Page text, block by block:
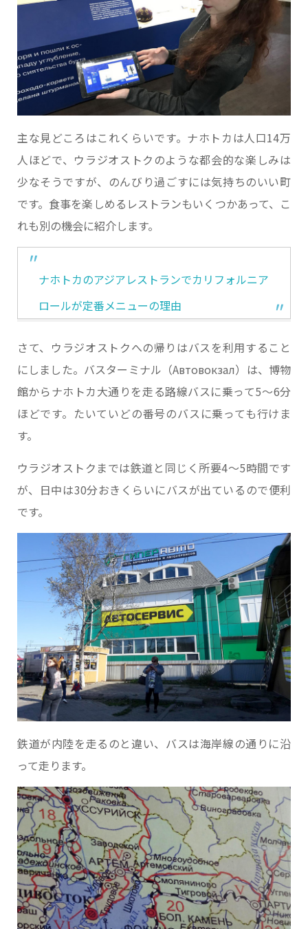
主な見どころはこれくらいです。ナホトカは人口14万
人ほどで、ウラジオストクのような都会的な楽しみは
少なそうですが、のんびり過ごすには気持ちのいい町
です。食事を楽しめるレストランもいくつかあって、こ
れも別の機会に紹介します。
ナホトカのアジアレストランでカリフォルニア
ロールが定番メニューの理由
さて、ウラジオストクへの帰りはバスを利用すること
にしました。バスターミナル（Автовокзал）は、博物
館からナホトカ大通りを走る路線バスに乗って5～6分
ほどです。たいていどの番号のバスに乗っても行けま
す。
ウラジオストクまでは鉄道と同じく所要4～5時間です
が、日中は30分おきくらいにバスが出ているので便利
です。
鉄道が内陸を走るのと違い、バスは海岸線の通りに沿
って走ります。